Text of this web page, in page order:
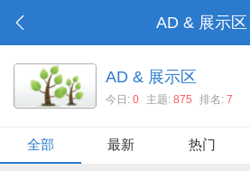
AD & 展示区
AD & 展示区
今日:0 主题:875 排名:7
全部 最新 热门